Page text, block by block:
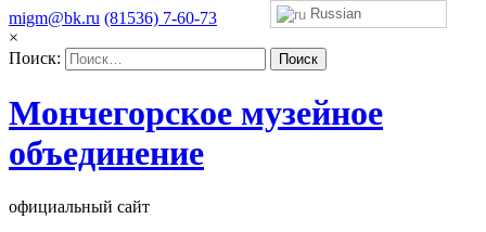
migm@bk.ru (81536) 7-60-73
×
Поиск:
Мончегорское музейное
объединение
официальный сайт
Russian